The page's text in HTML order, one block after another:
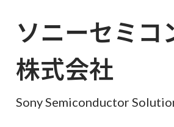
ソニーセミコ
株式会社
Sony Semiconductor